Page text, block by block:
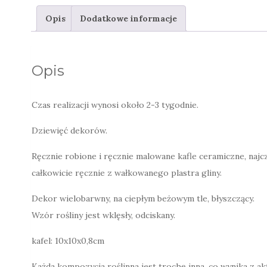
Opis Dodatkowe informacje
Opis
Czas realizacji wynosi około 2-3 tygodnie.
Dziewięć dekorów.
Ręcznie robione i ręcznie malowane kafle ceramiczne,
całkowicie ręcznie z wałkowanego plastra gliny.
Dekor wielobarwny, na ciepłym beżowym tle, błyszczący.
Wzór rośliny jest wklęsły, odciskany.
kafel: 10x10x0,8cm